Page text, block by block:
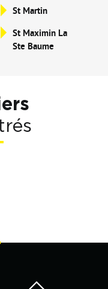
St Martin
St Maximin La
Ste Baume